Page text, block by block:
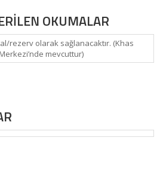
OKUMALAR
rezerv olarak sağlanacaktır. (Khas
mevcuttur)